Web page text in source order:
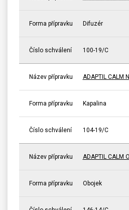
Forma přípravku Difuzér
Číslo schválení 100-19/C
Název přípravku ADAPTIL CALM
Forma přípravku Kapalina
Číslo schválení 104-19/C
Název přípravku ADAPTIL CALM
Forma přípravku Obojek